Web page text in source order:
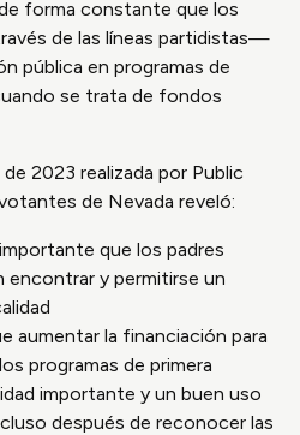
forma constante que los
de las líneas partidistas—
pública en programas de
se trata de fondos
2023 realizada por Public
de Nevada reveló:
que los padres
encontrar y permitirse un
aumentar la financiación para
programas de primera
importante y un buen uso
después de reconocer las